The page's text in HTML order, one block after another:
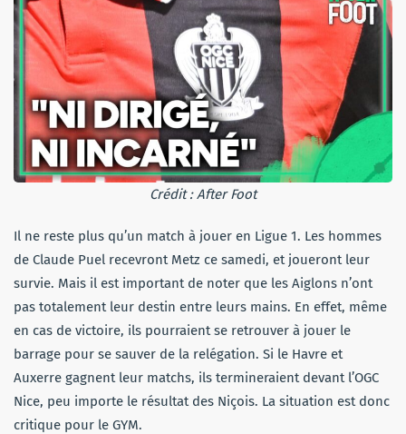
Crédit : After Foot
Il ne reste plus qu’un match à jouer en Ligue 1. Les hommes
de Claude Puel recevront Metz ce samedi, et joueront leur
survie. Mais il est important de noter que les Aiglons n’ont
pas totalement leur destin entre leurs mains. En effet, même
en cas de victoire, ils pourraient se retrouver à jouer le
barrage pour se sauver de la relégation. Si le Havre et
Auxerre gagnent leur matchs, ils termineraient devant l’OGC
Nice, peu importe le résultat des Niçois. La situation est donc
critique pour le GYM.